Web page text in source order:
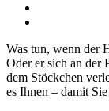
Was tun, wenn der
Oder er sich an der
dem Stöckchen
es Ihnen – damit